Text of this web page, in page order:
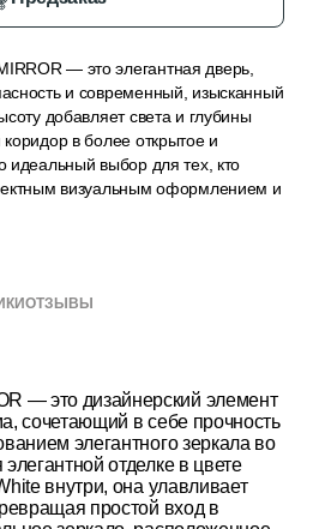
— это элегантная дверь,
и современный, изысканный
добавляет света и глубины
в более открытое и
идеальный выбор для тех, кто
визуальным оформлением и
ОТЗЫВЫ
— это дизайнерский элемент
сочетающий в себе прочность
элегантного зеркала во
отделке в цвете
внутри, она улавливает
простой вход в